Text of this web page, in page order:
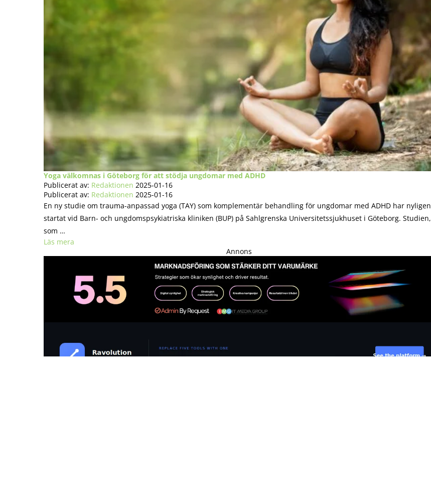
Yoga välkomnas i Göteborg för att stödja ungdomar med ADHD
Publicerat av: Redaktionen 2025-01-16
Publicerat av: Redaktionen 2025-01-16
En ny studie om trauma-anpassad yoga (TAY) som komplementär behandling för ungdomar med ADHD har nyligen
startat vid Barn- och ungdomspsykiatriska kliniken (BUP) på Sahlgrenska Universitetssjukhuset i Göteborg. Studien,
som …
Läs mera
Annons